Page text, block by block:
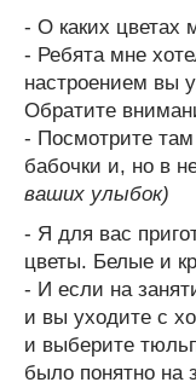
- О каких цветах
- Ребята мне
настроением вы
Обратите
- Посмотрите
бабочки и, но в
ваших улыбок)
- Я для вас
цветы. Белые и
- И если на
и вы уходите с
и выберите
было понятно на